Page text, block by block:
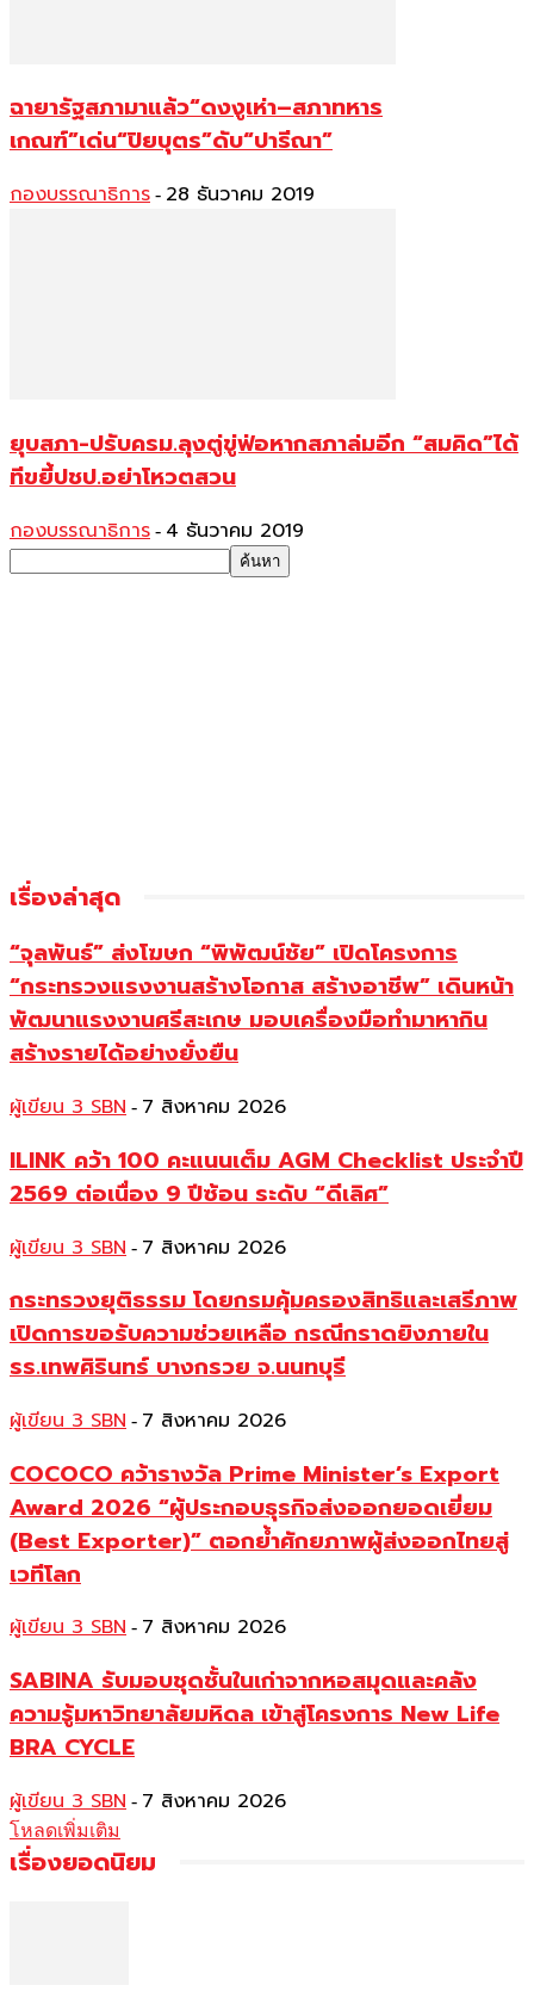
ฉายารัฐสภามาแล้ว“ดงงูเห่า–สภาทหาร
เกณฑ์”เด่น“ปิยบุตร”ดับ“ปารีณา”
กองบรรณาธิการ - 28 ธันวาคม 2019
ยุบสภา-ปรับครม.ลุงตู่ขู่ฟ่อหากสภาล่มอีก “สมคิด”ได้
ทีขยี้ปชป.อย่าโหวตสวน
กองบรรณาธิการ - 4 ธันวาคม 2019
เรื่องล่าสุด
“จุลพันธ์” ส่งโฆษก “พิพัฒน์ชัย” เปิดโครงการ
“กระทรวงแรงงานสร้างโอกาส สร้างอาชีพ” เดินหน้า
พัฒนาแรงงานศรีสะเกษ มอบเครื่องมือทำมาหากิน
สร้างรายได้อย่างยั่งยืน
ผู้เขียน 3 SBN - 7 สิงหาคม 2026
ILINK คว้า 100 คะแนนเต็ม AGM Checklist ประจำปี
2569 ต่อเนื่อง 9 ปีซ้อน ระดับ “ดีเลิศ”
ผู้เขียน 3 SBN - 7 สิงหาคม 2026
กระทรวงยุติธรรม โดยกรมคุ้มครองสิทธิและเสรีภาพ
เปิดการขอรับความช่วยเหลือ กรณีกราดยิงภายใน
รร.เทพศิรินทร์ บางกรวย จ.นนทบุรี
ผู้เขียน 3 SBN - 7 สิงหาคม 2026
COCOCO คว้ารางวัล Prime Minister’s Export
Award 2026 “ผู้ประกอบธุรกิจส่งออกยอดเยี่ยม
(Best Exporter)” ตอกย้ำศักยภาพผู้ส่งออกไทยสู่
เวทีโลก
ผู้เขียน 3 SBN - 7 สิงหาคม 2026
SABINA รับมอบชุดชั้นในเก่าจากหอสมุดและคลัง
ความรู้มหาวิทยาลัยมหิดล เข้าสู่โครงการ New Life
BRA CYCLE
ผู้เขียน 3 SBN - 7 สิงหาคม 2026
โหลดเพิ่มเติม
เรื่องยอดนิยม